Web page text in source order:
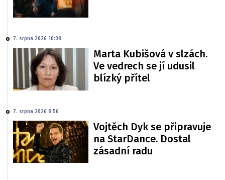
7. srpna 2026 10:08
Marta Kubišová v slzách.
Ve vedrech se jí udusil
blízký přítel
7. srpna 2026 8:56
Vojtěch Dyk se připravuje
na StarDance. Dostal
zásadní radu